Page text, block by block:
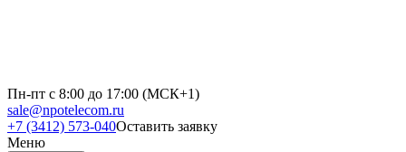
Пн-пт с 8:00 до 17:00 (МСК+1)
sale@npotelecom.ru
+7 (3412) 573-040Оставить заявку
Меню